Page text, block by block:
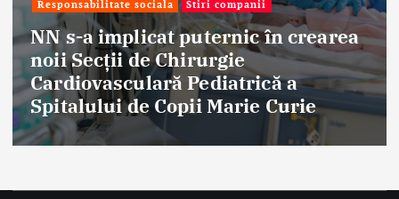
în crearea
a
Curie
Afaceri & Economie
Publicitate,
Stiri companii
Eternal Beauty,
aniversat 30 de ani în
frumuseții